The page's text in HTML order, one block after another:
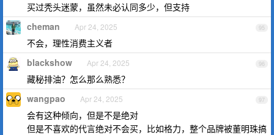
买过秃头迷蒙，虽然未必认同多少，但支持
95
cheman Apr 24, 2025
不会，理性消费主义者
96
blackshow Apr 24, 2025
藏秘排油？怎么那么熟悉？
97
wangpao Apr 24, 2025
会有这种倾向，但是不是绝对
但是不喜欢的代言绝对不会买，比如格力，整个品牌被董明珠搞